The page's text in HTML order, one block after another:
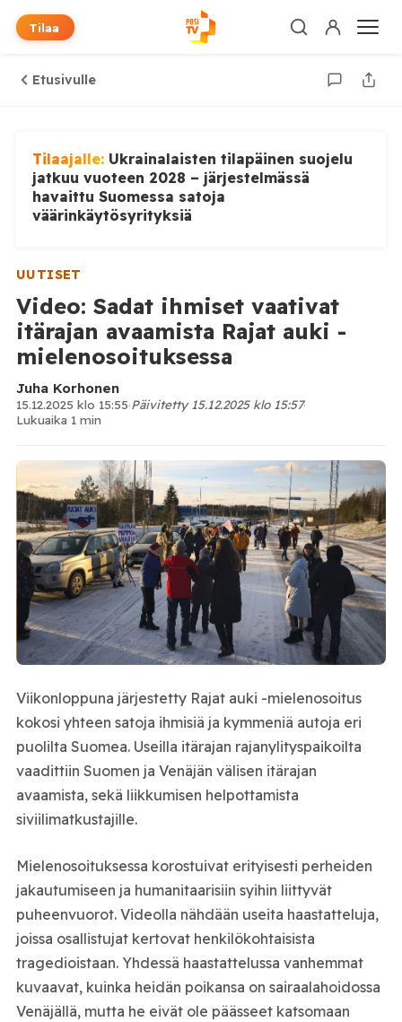
Tilaa
Etusivulle
Tilaajalle: Ukrainalaisten tilapäinen suojelu
jatkuu vuoteen 2028 – järjestelmässä
havaittu Suomessa satoja
väärinkäytösyrityksiä
UUTISET
Video: Sadat ihmiset vaativat
itärajan avaamista Rajat auki -
mielenosoituksessa
Juha Korhonen
15.12.2025 klo 15:55·Päivitetty 15.12.2025 klo 15:57·
Lukuaika 1 min
Viikonloppuna järjestetty Rajat auki -mielenosoitus
kokosi yhteen satoja ihmisiä ja kymmeniä autoja eri
puolilta Suomea. Useilla itärajan rajanylityspaikoilta
vaadittiin Suomen ja Venäjän välisen itärajan
avaamista, sekä liikkumisen helpottamista
siviilimatkustajille.
Mielenosoituksessa korostuivat erityisesti perheiden
jakautumiseen ja humanitaarisiin syihin liittyvät
puheenvuorot. Videolla nähdään useita haastatteluja,
joissa osallistujat kertovat henkilökohtaisista
tragedioistaan. Yhdessä haastattelussa vanhemmat
kuvaavat, kuinka heidän poikansa on sairaalahoidossa
Venäjällä, mutta he eivät ole päässeet katsomaan